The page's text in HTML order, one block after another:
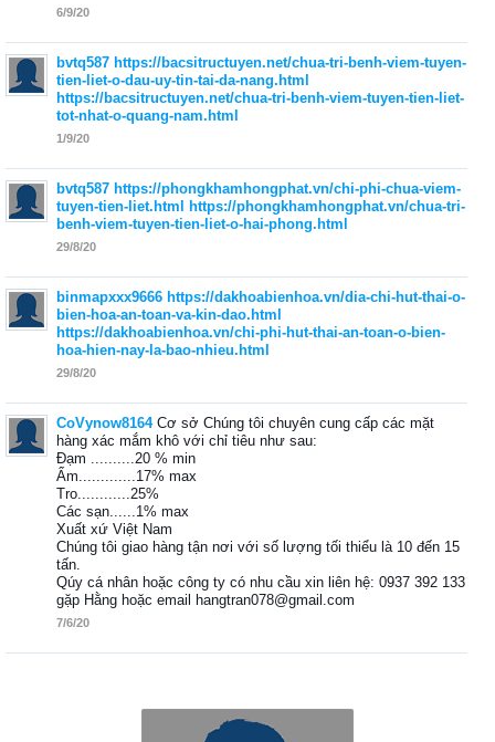
6/9/20
bvtq587 https://bacsitructuyen.net/chua-tri-benh-viem-tuyen-
tien-liet-o-dau-uy-tin-tai-da-nang.html
https://bacsitructuyen.net/chua-tri-benh-viem-tuyen-tien-liet-
tot-nhat-o-quang-nam.html
1/9/20
bvtq587 https://phongkhamhongphat.vn/chi-phi-chua-viem-
tuyen-tien-liet.html
https://phongkhamhongphat.vn/chua-tri-
benh-viem-tuyen-tien-liet-o-hai-phong.html
29/8/20
binmapxxx9666 https://dakhoabienhoa.vn/dia-chi-hut-thai-o-
bien-hoa-an-toan-va-kin-dao.html
https://dakhoabienhoa.vn/chi-phi-hut-thai-an-toan-o-bien-
hoa-hien-nay-la-bao-nhieu.html
29/8/20
CoVynow8164 Cơ sở Chúng tôi chuyên cung cấp các mặt
hàng xác mắm khô với chỉ tiêu như sau:
Đạm ..........20 % min
Ẩm.............17% max
Tro............25%
Các sạn......1% max
Xuất xứ Việt Nam
Chúng tôi giao hàng tận nơi với số lượng tối thiểu là 10 đến 15
tấn.
Qúy cá nhân hoặc công ty có nhu cầu xin liên hệ: 0937 392 133
gặp Hằng hoặc email hangtran078@gmail.com
7/6/20